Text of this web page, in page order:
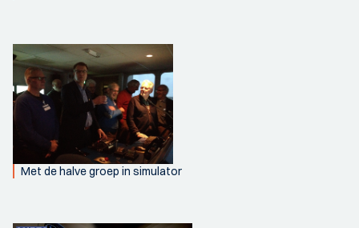
Met de halve groep in simulator